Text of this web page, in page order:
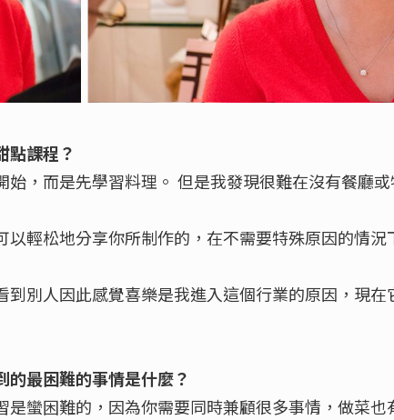
點課程？
始，而是先學習料理。 但是我發現很難在沒有餐廳
以輕松地分享你所制作的，在不需要特殊原因的情
到別人因此感覺喜樂是我進入這個行業的原因，現
的最困難的事情是什麼？
是蠻困難的，因為你需要同時兼顧很多事情，做菜也